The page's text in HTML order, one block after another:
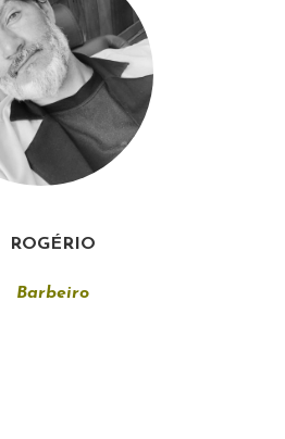
ROGÉRIO
Barbeiro